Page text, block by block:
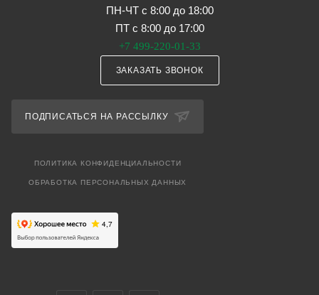
ПН-ЧТ с 8:00 до 18:00
ПТ с 8:00 до 17:00
+7 499-220-01-33
ЗАКАЗАТЬ ЗВОНОК
ПОДПИСАТЬСЯ НА РАССЫЛКУ
ПОЛИТИКА КОНФИДЕНЦИАЛЬНОСТИ
ОБРАБОТКА ПЕРСОНАЛЬНЫХ ДАННЫХ